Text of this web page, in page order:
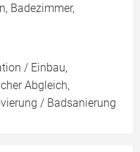
Badezimmer,
/ Einbau,
Abgleich,
/ Badsanierung